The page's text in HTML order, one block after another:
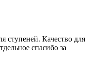
ступеней. Качество для
спасибо за